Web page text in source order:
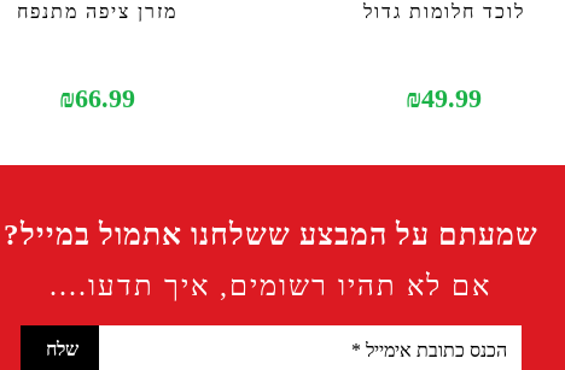
לוכד חלומות גדול
₪49.99
מזרן ציפה מתנפח
₪66.99
שמעתם על המבצע ששלחנו אתמול במייל?
אם לא תהיו רשומים, איך תדעו....